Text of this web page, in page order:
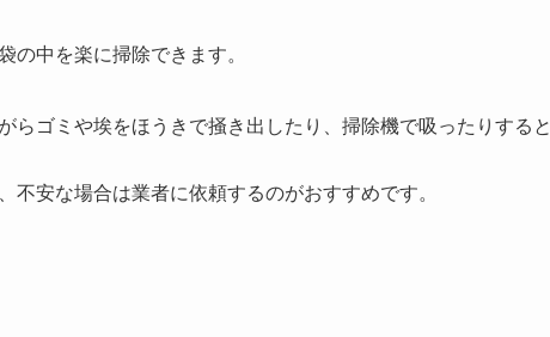
の中を楽に掃除できます。
らゴミや埃をほうきで掻き出したり、掃除機で吸ったりすると
安な場合は業者に依頼するのがおすすめです。